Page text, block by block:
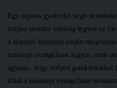
Egy sajátos gyakorlat segít
izajási mondat valóság legyen az
a képzési folyamat elején
másnapi evangélium legyen, amit
ugyanis, hogy milyen gondolatokkal
tehát a másnapi evangélium